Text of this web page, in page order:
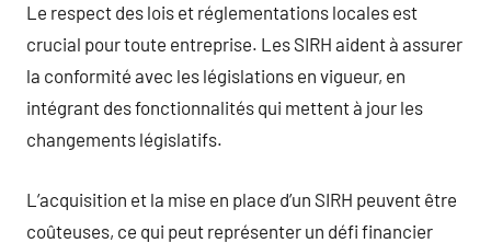
Le respect des lois et réglementations locales est
crucial pour toute entreprise. Les SIRH aident à assurer
la conformité avec les législations en vigueur, en
intégrant des fonctionnalités qui mettent à jour les
changements législatifs.
L’acquisition et la mise en place d’un SIRH peuvent être
coûteuses, ce qui peut représenter un défi financier